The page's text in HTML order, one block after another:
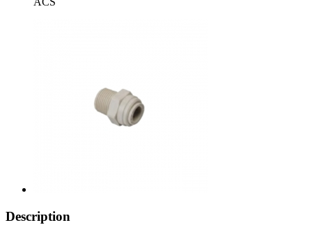
Description